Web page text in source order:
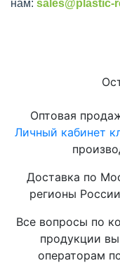
нам: sales@plastic-
Оптовая
Личный кабинет
Доставка по
регионы
Все вопросы по
продукции
операторам